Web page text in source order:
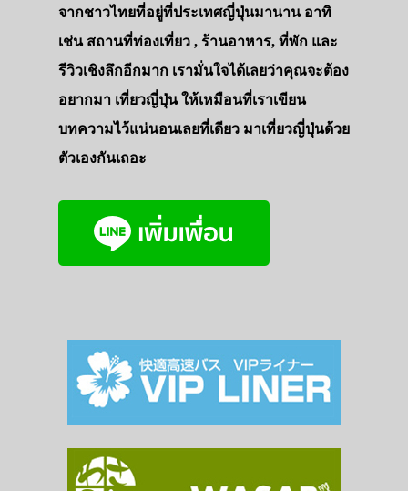
จากชาวไทยที่อยู่ที่ประเทศญี่ปุ่นมานาน อาทิ
เช่น สถานที่ท่องเที่ยว , ร้านอาหาร, ที่พัก และ
รีวิวเชิงลึกอีกมาก เรามั่นใจได้เลยว่าคุณจะต้อง
อยากมา เที่ยวญี่ปุ่น ให้เหมือนที่เราเขียน
บทความไว้แน่นอนเลยที่เดียว มาเที่ยวญี่ปุ่นด้วย
ตัวเองกันเถอะ